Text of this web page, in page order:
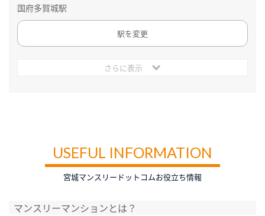
国府多賀城駅
駅を変更
さらに表示
USEFUL INFORMATION
宮城マンスリードットコムお役立ち情報
マンスリーマンションとは？